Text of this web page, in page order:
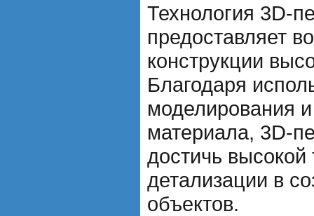
Технология 3D-
предоставляет
конструкции
Благодаря
моделирования
материала, 3D-
достичь высокой
детализации в
объектов.